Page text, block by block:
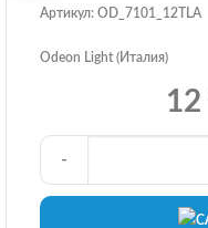
Артикул: OD_7101_12TLA
Odeon Light (Италия)
-